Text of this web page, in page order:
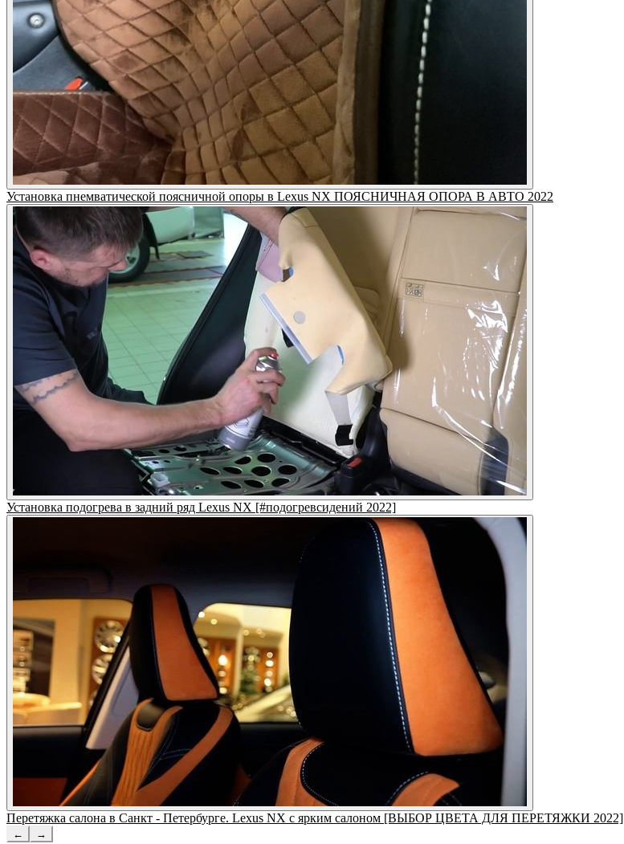
Установка пнемватической поясничной опоры в Lexus NX ПОЯСНИЧНАЯ ОПОРА В АВТО 2022
Установка подогрева в задний ряд Lexus NX [#подогревсидений 2022]
Перетяжка салона в Санкт - Петербурге. Lexus NX с ярким салоном [ВЫБОР ЦВЕТА ДЛЯ ПЕРЕТЯЖКИ 2022]
← →